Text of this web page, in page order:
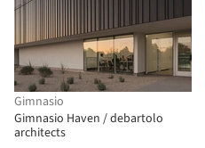
Gimnasio
Gimnasio Haven / debartolo
architects